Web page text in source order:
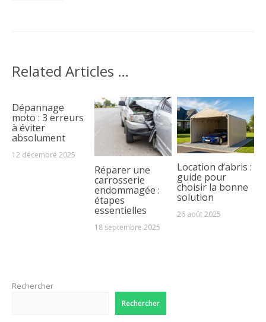
Related Articles …
Dépannage
moto : 3 erreurs
à éviter
absolument
12 décembre 2025
Réparer une
carrosserie
endommagée :
étapes
essentielles
18 septembre 2025
Location d’abris :
guide pour
choisir la bonne
solution
26 août 2025
Rechercher
Rechercher